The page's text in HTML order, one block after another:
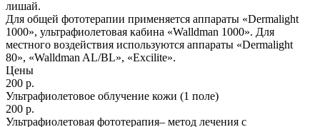
лишай.
Для общей фототерапии применяется аппараты «Dermalight
1000», ультрафиолетовая кабина «Walldman 1000». Для
местного воздействия используются аппараты «Dermalight
80», «Walldman AL/BL», «Excilite».
Цены
200 р.
Ультрафиолетовое облучение кожи (1 поле)
200 р.
Ультрафиолетовая фототерапия– метод лечения с